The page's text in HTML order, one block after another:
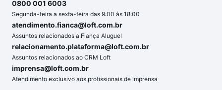
0800 001 6003
Segunda-feira a sexta-feira das 9:00 às 18:00
atendimento.fianca@loft.com.br
Assuntos relacionados a Fiança Aluguel
relacionamento.plataforma@loft.com.br
Assuntos relacionados ao CRM Loft
imprensa@loft.com.br
Atendimento exclusivo aos profissionais de imprensa